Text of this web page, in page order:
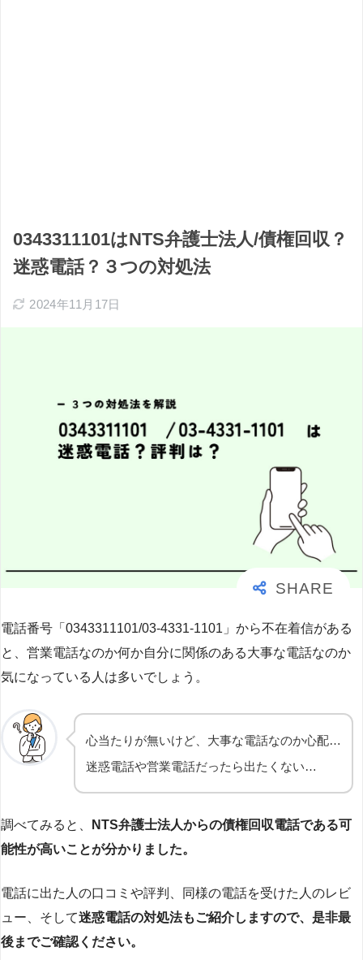
0343311101はNTS弁護士法人/債権回収？
迷惑電話？３つの対処法
2024年11月17日
電話番号「0343311101/03-4331-1101」から不在着信がある
と、営業電話なのか何か自分に関係のある大事な電話なのか
気になっている人は多いでしょう。
心当たりが無いけど、大事な電話なのか心配…
迷惑電話や営業電話だったら出たくない…
調べてみると、
NTS弁護士法人からの債権回収電話である可
能性が高いことが分かりました。
電話に出た人の口コミや評判、同様の電話を受けた人のレビ
ュー、そして迷惑電話の対処法もご紹介しますので、是非最
後までご確認ください。